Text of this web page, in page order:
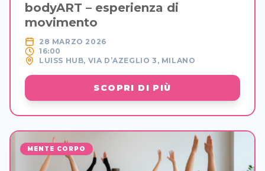
bodyART – esperienza di
movimento
28 MARZO 2026
16:00
LUISS HUB, VIA D’AZEGLIO 3, MILANO
SCOPRI DI PIÙ
MENTE CORPO